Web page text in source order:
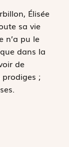
Élisée
sa vie
n’a pu le
dans la
de
;